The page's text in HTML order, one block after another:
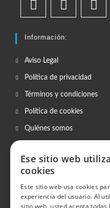
Información:
Aviso Legal
Política de privacidad
Términos y condiciones
Política de cookies
Quiénes somos
Gastos de envío
Enviarnos archivos
Ese sitio web utiliza
cookies
Este sitio web usa cookies
experiencia del usuario. Al
sitio web, usted acepta todas